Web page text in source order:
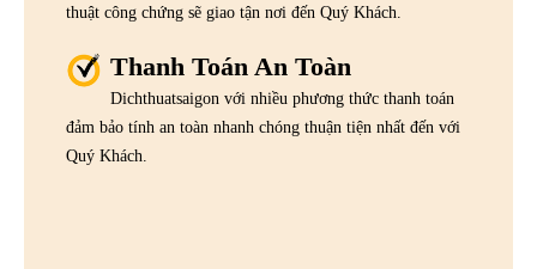
thuật công chứng sẽ giao tận nơi đến Quý Khách.
Thanh Toán An Toàn
Dichthuatsaigon với nhiều phương thức thanh toán
đảm bảo tính an toàn nhanh chóng thuận tiện nhất đến với
Quý Khách.